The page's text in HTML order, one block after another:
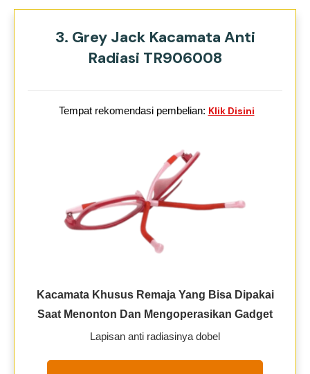
3. Grey Jack Kacamata Anti
Radiasi TR906008
Tempat rekomendasi pembelian: Klik Disini
Kacamata Khusus Remaja Yang Bisa Dipakai
Saat Menonton Dan Mengoperasikan Gadget
Lapisan anti radiasinya dobel